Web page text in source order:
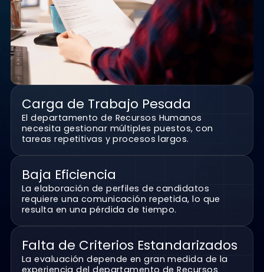
Carga de Trabajo Pesada
El departamento de Recursos Humanos
necesita gestionar múltiples puestos, con
tareas repetitivas y procesos largos.